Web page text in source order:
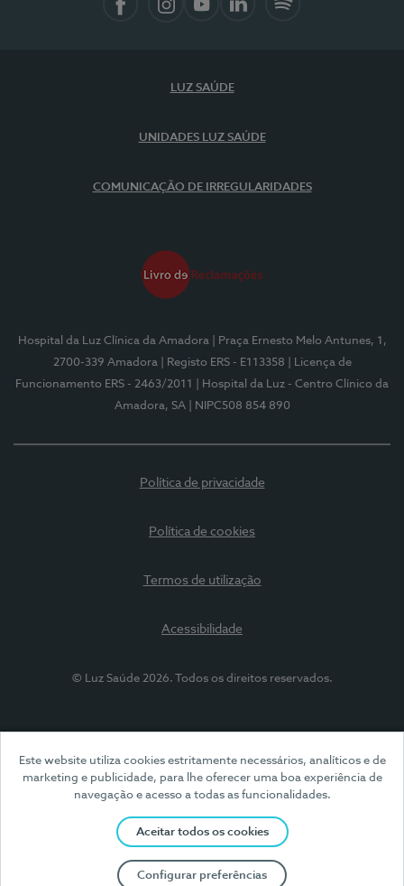
Este website utiliza cookies estritamente necessários, analíticos e de
marketing e publicidade, para lhe oferecer uma boa experiência de
navegação e acesso a todas as funcionalidades.
Aceitar todos os cookies
Configurar preferências
LUZ SAÚDE
UNIDADES LUZ SAÚDE
COMUNICAÇÃO DE IRREGULARIDADES
Hospital da Luz Clínica da Amadora
| Praça Ernesto Melo Antunes, 1,
2700-339 Amadora
| Registo ERS - E113358
| Licença de
Funcionamento ERS - 2463/2011
| Hospital da Luz - Centro Clínico da
Amadora, SA
| NIPC508 854 890
Política de privacidade
Política de cookies
Termos de utilização
Acessibilidade
© Luz Saúde 2026. Todos os direitos reservados.